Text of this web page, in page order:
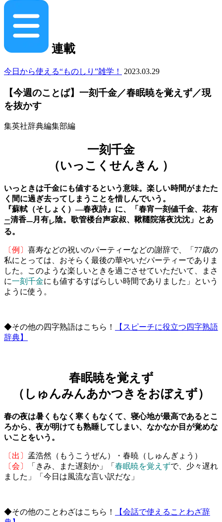
連載
今日から使える“ものしり”雑学！ 2023.03.29
【今週のことば】一刻千金／春眠暁を覚えず／現
を抜かす
集英社辞典編集部編
一刻千金
（いっこくせんきん ）
いっときは千金にも値するという意味。楽しい時間がまたた
く間に過ぎ去ってしまうことを惜しんでいう。
『蘇軾（そしょく）―春夜詩』に、「春宵一刻値千金、花有
二清香一 月有レ 陰。歌管楼台声寂叔、鞦韆院落夜沈沈」とあ
る。
〔例〕 喜寿などの祝いのパーティーなどの謝辞で、「77歳の
私にとっては、おそらく最後の華やいだパーティーでありま
した。このような楽しいときを過ごさせていただいて、まさ
に一刻千金にも値するすばらしい時間でありました」という
ように使う。
◆その他の四字熟語はこちら！
【スピーチに役立つ四字熟語
辞典】
春眠暁を覚えず
（しゅんみんあかつきをおぼえず）
春の夜は暑くもなく寒くもなくて、寝心地が最高であるとこ
ろから、夜が明けても熟睡してしまい、なかなか目が覚めな
いことをいう。
〔出〕 孟浩然（もうこうぜん）・春暁（しゅんぎょう）
〔会〕
「きみ、また遅刻か」「 春眠暁を覚えずで、少々遅れ
ました」「今日は風流な言い訳だな」
◆その他のことわざはこちら！
【会話で使えることわざ辞